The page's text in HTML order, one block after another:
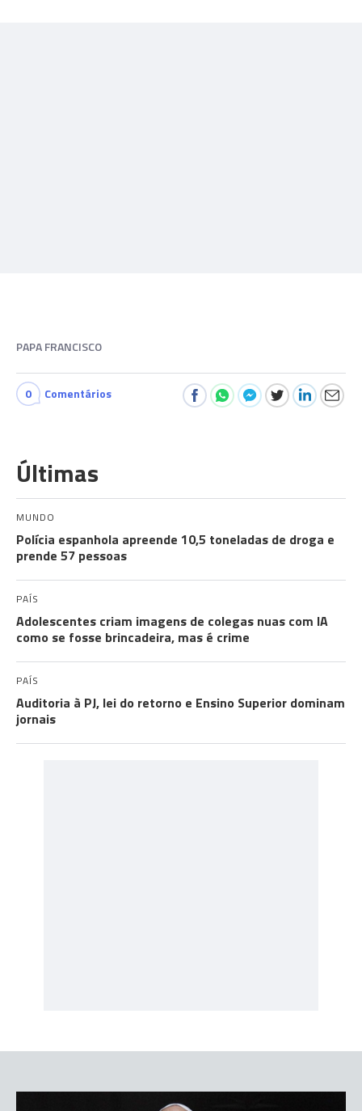
PAPA FRANCISCO
0 Comentários
Últimas
MUNDO
Polícia espanhola apreende 10,5 toneladas de droga e
prende 57 pessoas
PAÍS
Adolescentes criam imagens de colegas nuas com IA
como se fosse brincadeira, mas é crime
PAÍS
Auditoria à PJ, lei do retorno e Ensino Superior dominam
jornais